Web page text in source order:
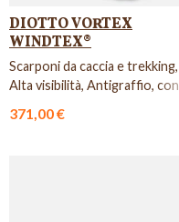
DIOTTO VORTEX
WINDTEX®
Scarponi da caccia e trekking,
Alta visibilità, Antigraffio, con
371,00 €